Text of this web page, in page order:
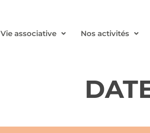
Vie associative Nos activités